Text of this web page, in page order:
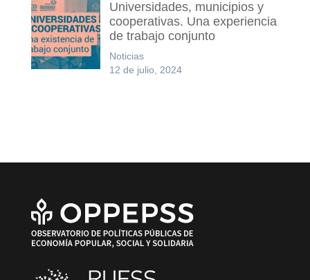
Universidades, municipios y
cooperativas. Una experiencia
de trabajo conjunto
Noticias
12 de julio, 2024